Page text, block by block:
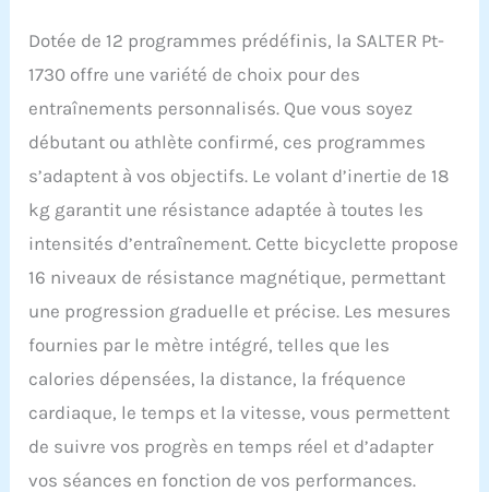
faciliter la lecture du
pouls lors d'exercices de
plus grande intensité
(ceinture émettrice non
Dotée de 12 programmes prédéfinis, la SALTER Pt-
1730 offre une variété de choix pour des
entraînements personnalisés. Que vous soyez
débutant ou athlète confirmé, ces programmes
s’adaptent à vos objectifs. Le volant d’inertie de 18
kg garantit une résistance adaptée à toutes les
intensités d’entraînement. Cette bicyclette propose
16 niveaux de résistance magnétique, permettant
une progression graduelle et précise. Les mesures
fournies par le mètre intégré, telles que les
calories dépensées, la distance, la fréquence
cardiaque, le temps et la vitesse, vous permettent
de suivre vos progrès en temps réel et d’adapter
vos séances en fonction de vos performances.